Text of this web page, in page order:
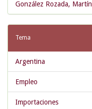
González Rozada, Martín
Tema
Argentina
Empleo
Importaciones